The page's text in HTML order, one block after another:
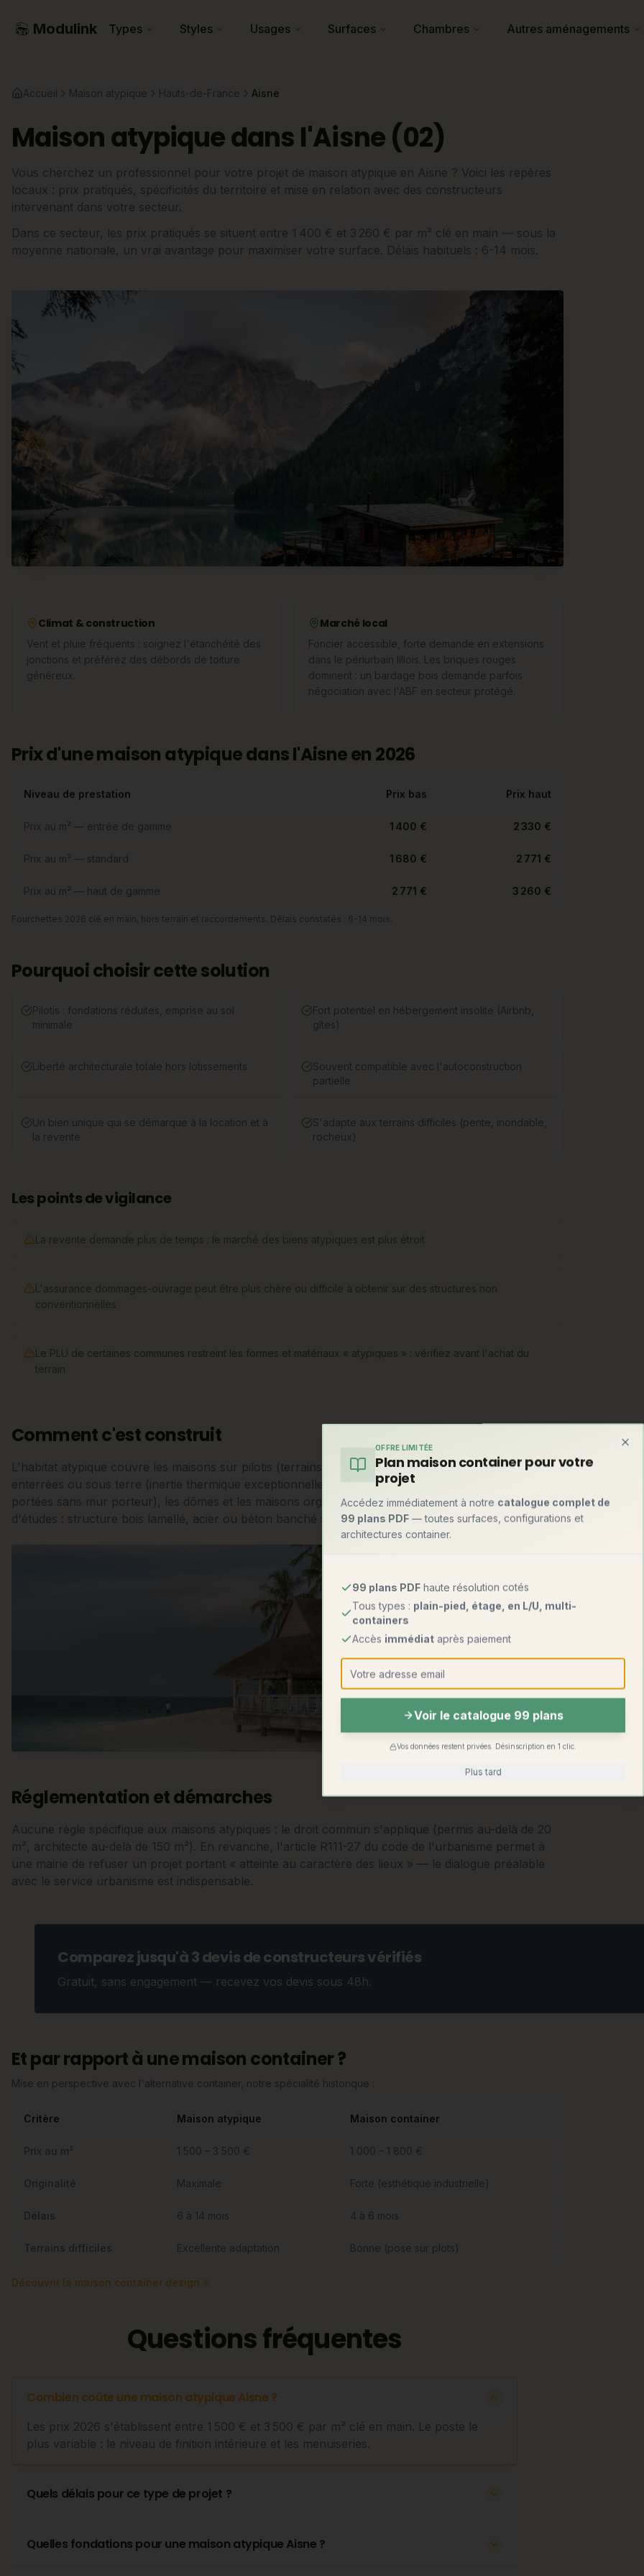
Modulink Types Styles Usages Surfaces Chambres Autres aménagements
Accueil Maison atypique Hauts-de-France Aisne
Maison atypique dans l'Aisne (02)
Vous cherchez un professionnel pour votre projet de maison atypique en Aisne ? Voici les repères
locaux : prix pratiqués, spécificités du territoire et mise en relation avec des constructeurs
intervenant dans votre secteur.
Dans ce secteur, les prix pratiqués se situent entre 1 400 € et 3 260 € par m² clé en main — sous la
moyenne nationale, un vrai avantage pour maximiser votre surface. Délais habituels : 6-14 mois.
Climat & construction
Vent et pluie fréquents : soignez l'étanchéité des
jonctions et préférez des débords de toiture
généreux.
Marché local
Foncier accessible, forte demande en extensions
dans le périurbain lillois. Les briques rouges
dominent : un bardage bois demande parfois
négociation avec l'ABF en secteur protégé.
Prix d'une maison atypique dans l'Aisne en 2026
Niveau de prestation Prix bas Prix haut
Prix au m² — entrée de gamme 1 400 € 2 330 €
Prix au m² — standard 1 680 € 2 771 €
Prix au m² — haut de gamme 2 771 € 3 260 €
Fourchettes 2026 clé en main, hors terrain et raccordements. Délais constatés : 6-14 mois.
Pourquoi choisir cette solution
Pilotis : fondations réduites, emprise au sol
minimale
Fort potentiel en hébergement insolite (Airbnb,
gîtes)
Liberté architecturale totale hors lotissements
Souvent compatible avec l'autoconstruction
partielle
Un bien unique qui se démarque à la location et à
la revente
S'adapte aux terrains difficiles (pente, inondable,
rocheux)
Les points de vigilance
La revente demande plus de temps : le marché des biens atypiques est plus étroit
L'assurance dommages-ouvrage peut être plus chère ou difficile à obtenir sur des structures non
conventionnelles
Le PLU de certaines communes restreint les formes et matériaux « atypiques » : vérifiez avant l'achat du
terrain
Comment c'est construit
L'habitat atypique couvre les maisons sur pilotis (terrains en pente ou inondables), les maisons semi-
enterrées ou sous terre (inertie thermique exceptionnelle), les structures métalliques (grandes
portées sans mur porteur), les dômes et les maisons organiques. Chaque forme impose son bureau
d'études : structure bois lamellé, acier ou béton banché selon le concept.
Réglementation et démarches
Aucune règle spécifique aux maisons atypiques : le droit commun s'applique (permis au-delà de 20
m², architecte au-delà de 150 m²). En revanche, l'article R111-27 du code de l'urbanisme permet à
une mairie de refuser un projet portant « atteinte au caractère des lieux » — le dialogue préalable
avec le service urbanisme est indispensable.
Comparez jusqu'à 3 devis de constructeurs vérifiés
Gratuit, sans engagement — recevez vos devis sous 48h.
Et par rapport à une maison container ?
Mise en perspective avec l'alternative container, notre spécialité historique :
Critère Maison atypique Maison container
Prix au m² 1 500 – 3 500 € 1 000 – 1 800 €
Originalité Maximale Forte (esthétique industrielle)
Délais 6 à 14 mois 4 à 6 mois
Terrains difficiles Excellente adaptation Bonne (pose sur plots)
Découvrir la maison container design
Questions fréquentes
Combien coûte une maison atypique Aisne ?
Les prix 2026 s'établissent entre 1 500 € et 3 500 € par m² clé en main. Le poste le
plus variable : le niveau de finition intérieure et les menuiseries.
Quels délais pour ce type de projet ?
Quelles fondations pour une maison atypique Aisne ?
OFFRE LIMITÉE
Plan maison container pour votre
projet
Accédez immédiatement à notre catalogue complet de
99 plans PDF — toutes surfaces, configurations et
architectures container.
99 plans PDF haute résolution cotés
Tous types : plain-pied, étage, en L/U, multi-
containers
Accès immédiat après paiement
Voir le catalogue 99 plans
Vos données restent privées. Désinscription en 1 clic.
Plus tard